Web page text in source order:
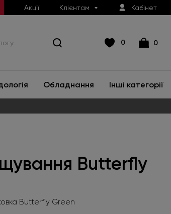
Акції Клієнтам Кабінет
0 0
Обладнання Інші категорії
Butterfly
Butterfly Green